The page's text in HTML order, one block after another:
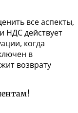
все аспекты,
НДС действует
когда
в
возврату